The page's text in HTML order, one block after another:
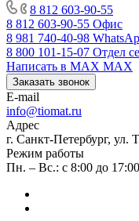
8 812 603-90-55
8 812 603-90-55 Офис
8 981 740-40-98
8 800 101-15-07 Отдел
Написать в MAX MAX
Заказать звонок
E-mail
info@tiomat.ru
Адрес
г. Санкт-Петербург, ул.
Режим работы
Пн. – Вс.: с 8:00 до 17:00